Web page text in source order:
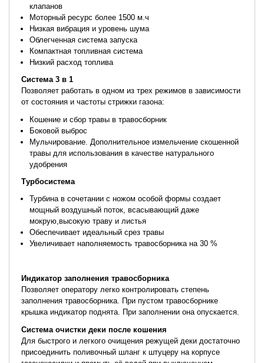
клапанов
Моторный ресурс более 1500 м.ч
Низкая вибрация и уровень шума
Облегченная система запуска
Компактная топливная система
Низкий расход топлива
Система 3 в 1
Позволяет работать в одном из трех режимов в зависимости
от состояния и частоты стрижки газона:
Кошение и сбор травы в травосборник
Боковой выброс
Мульчирование. Дополнительное измельчение скошенной
травы для использования в качестве натурального
удобрения
Турбосистема
Турбина в сочетании с ножом особой формы создает
мощный воздушный поток, всасывающий даже
мокрую,высокую траву и листья
Обеспечивает идеальный срез травы
Увеличивает наполняемость травосборника на 30 %
Индикатор заполнения травосборника
Позволяет оператору легко контролировать степень
заполнения травосборника. При пустом травосборнике
крышка индикатор поднята. При заполнении она опускается.
Система очистки деки после кошения
Для быстрого и легкого очищения режущей деки достаточно
присоединить поливочный шланг к штуцеру на корпусе